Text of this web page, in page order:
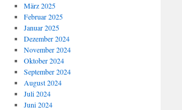
März 2025
Februar 2025
Januar 2025
Dezember 2024
November 2024
Oktober 2024
September 2024
August 2024
Juli 2024
Juni 2024